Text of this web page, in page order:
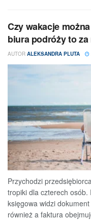
Czy wakacje
biura podróży to za
AUTOR ALEKSANDRA PLUTA
Przychodzi
tropiki dla czterech
księgowa widzi
również a faktura